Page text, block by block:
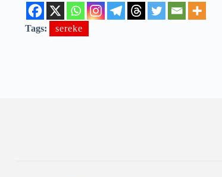
Tags: sereke